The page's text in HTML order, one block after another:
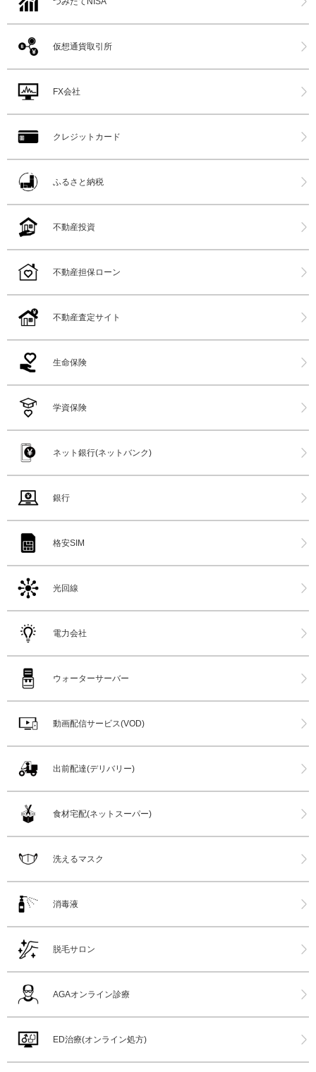
仮想通貨取引所
FX会社
クレジットカード
ふるさと納税
不動産投資
不動産担保ローン
不動産査定サイト
生命保険
学資保険
ネット銀行(ネットバンク)
銀行
格安SIM
光回線
電力会社
ウォーターサーバー
動画配信サービス(VOD)
出前配達(デリバリー)
食材宅配(ネットスーパー)
洗えるマスク
消毒液
脱毛サロン
AGAオンライン診療
ED治療(オンライン処方)